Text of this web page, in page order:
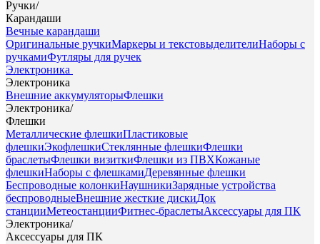
Ручки/
Карандаши
Вечные карандаши
Оригинальные ручкиМаркеры и текстовыделителиНаборы с
ручкамиФутляры для ручек
Электроника
Электроника
Внешние аккумуляторыФлешки
Электроника/
Флешки
Металлические флешкиПластиковые
флешкиЭкофлешкиСтеклянные флешкиФлешки
браслетыФлешки визиткиФлешки из ПВХКожаные
флешкиНаборы с флешкамиДеревянные флешки
Беспроводные колонкиНаушникиЗарядные устройства
беспроводныеВнешние жесткие дискиДок
станцииМетеостанцииФитнес-браслетыАксессуары для ПК
Электроника/
Аксессуары для ПК